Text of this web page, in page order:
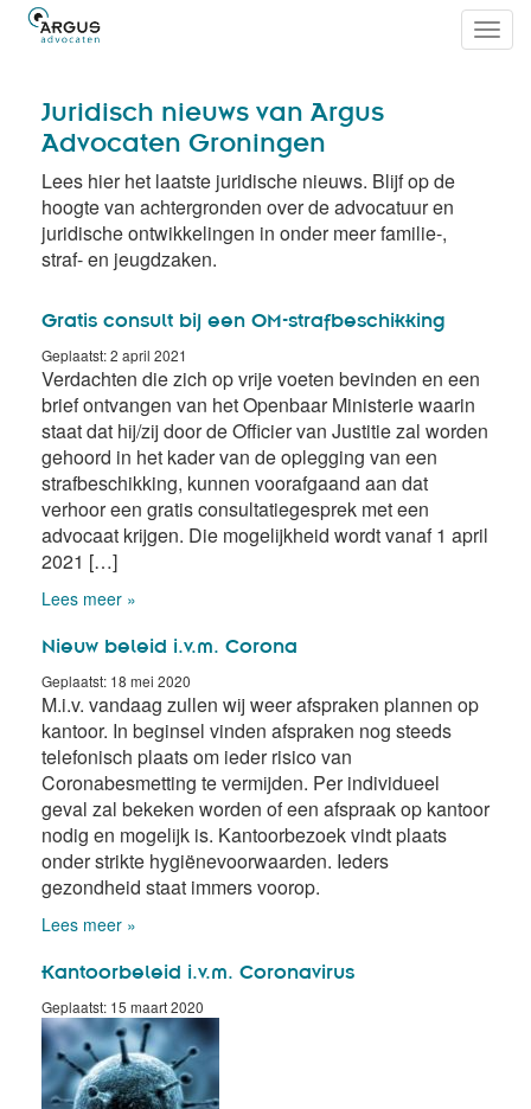
Juridisch nieuws van Argus
Advocaten Groningen
Lees hier het laatste juridische nieuws. Blijf op de
hoogte van achtergronden over de advocatuur en
juridische ontwikkelingen in onder meer familie-,
straf- en jeugdzaken.
Gratis consult bij een OM-strafbeschikking
Geplaatst: 2 april 2021
Verdachten die zich op vrije voeten bevinden en een
brief ontvangen van het Openbaar Ministerie waarin
staat dat hij/zij door de Officier van Justitie zal worden
gehoord in het kader van de oplegging van een
strafbeschikking, kunnen voorafgaand aan dat
verhoor een gratis consultatiegesprek met een
advocaat krijgen. Die mogelijkheid wordt vanaf 1 april
2021 […]
Lees meer »
Nieuw beleid i.v.m. Corona
Geplaatst: 18 mei 2020
M.i.v. vandaag zullen wij weer afspraken plannen op
kantoor. In beginsel vinden afspraken nog steeds
telefonisch plaats om ieder risico van
Coronabesmetting te vermijden. Per individueel
geval zal bekeken worden of een afspraak op kantoor
nodig en mogelijk is. Kantoorbezoek vindt plaats
onder strikte hygiënevoorwaarden. Ieders
gezondheid staat immers voorop.
Lees meer »
Kantoorbeleid i.v.m. Coronavirus
Geplaatst: 15 maart 2020